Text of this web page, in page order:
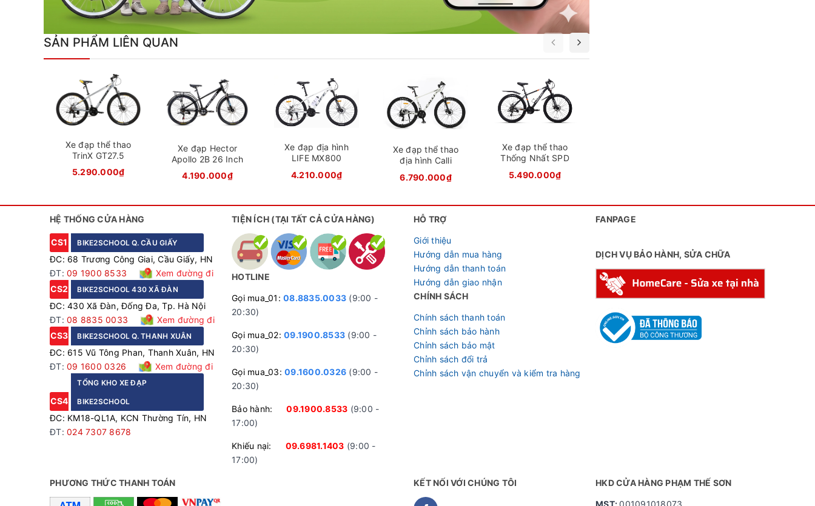
SẢN PHẨM LIÊN QUAN
Xe đạp thể thao
TrinX GT27.5
5.290.000₫
Xe đạp Hector
Apollo 2B 26 Inch
4.190.000₫
Xe đạp địa hình
LIFE MX800
4.210.000₫
Xe đạp thể thao
địa hình Calli
6.790.000₫
Xe đạp thể thao
Thống Nhất SPD
5.490.000₫
HỆ THỐNG CỬA HÀNG
CS1 BIKE2SCHOOL Q. CẦU GIẤY
ĐC: 68 Trương Công Giai, Cầu Giấy, HN
ĐT: 09 1900 8533
Xem đường đi
CS2
BIKE2SCHOOL 430 XÃ ĐÀN
ĐC: 430 Xã Đàn, Đống Đa, Tp. Hà Nội
ĐT: 08 8835 0033
Xem đường đi
CS3
BIKE2SCHOOL Q. THANH XUÂN
ĐC: 615 Vũ Tông Phan, Thanh Xuân, HN
ĐT: 09 1600 0326 Xem đường đi
CS4
TỔNG KHO XE ĐẠP
BIKE2SCHOOL
ĐC: KM18-QL1A, KCN Thường Tín, HN
ĐT: 024 7307 8678
TIỆN ÍCH (TẠI TẤT CẢ CỬA HÀNG)
HOTLINE
Gọi mua_01: 08.8835.0033 (9:00 -
20:30)
Gọi mua_02: 09.1900.8533 (9:00 -
20:30)
Gọi mua_03: 09.1600.0326 (9:00 -
20:30)
Bảo hành:09.1900.8533 (9:00 -
17:00)
Khiếu nại: 09.6981.1403 (9:00 -
17:00)
HỖ TRỢ
Giới thiệu
Hướng dẫn mua hàng
Hướng dẫn thanh toán
Hướng dẫn giao nhận
CHÍNH SÁCH
Chính sách thanh toán
Chỉnh sách bảo hành
Chỉnh sách bảo mật
Chỉnh sách đổi trả
Chỉnh sách vận chuyển và kiểm tra hàng
FANPAGE
DỊCH VỤ BẢO HÀNH, SỬA CHỮA
PHƯƠNG THỨC THANH TOÁN KẾT NỐI VỚI CHÚNG TÔI HKD CỬA HÀNG PHẠM THẾ SƠN
MST:001091018073